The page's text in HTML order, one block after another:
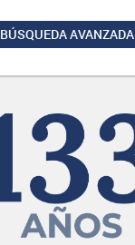
BÚSQUEDA AVANZADA